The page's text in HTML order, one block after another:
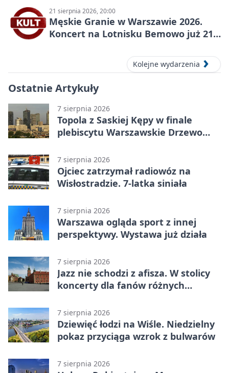
21 sierpnia 2026, 20:00
Męskie Granie w Warszawie 2026.
Koncert na Lotnisku Bemowo już 21
Kolejne wydarzenia
Ostatnie Artykuły
7 sierpnia 2026
Topola z Saskiej Kępy w finale
plebiscytu Warszawskie Drzewo
7 sierpnia 2026
Ojciec zatrzymał radiowóz na
Wisłostradzie. 7-latka siniała
7 sierpnia 2026
Warszawa ogląda sport z innej
perspektywy. Wystawa już działa
7 sierpnia 2026
Jazz nie schodzi z afisza. W stolicy
koncerty dla fanów różnych
7 sierpnia 2026
Dziewięć łodzi na Wiśle. Niedzielny
pokaz przyciąga wzrok z bulwarów
7 sierpnia 2026